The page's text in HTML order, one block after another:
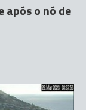
o nó de